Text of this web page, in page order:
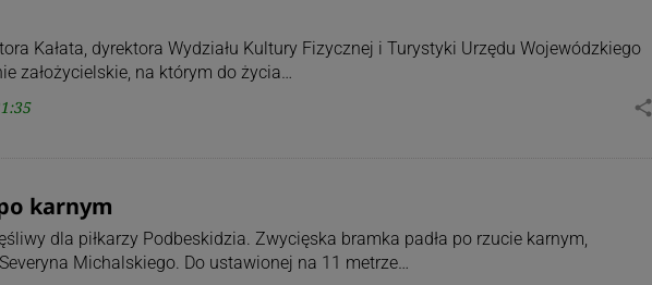
Kałata, dyrektora Wydziału Kultury Fizycznej i Turystyki Urzędu Wojewódzkiego
założycielskie, na którym do życia…
share
karnym
dla piłkarzy Podbeskidzia. Zwycięska bramka padła po rzucie karnym,
Michalskiego. Do ustawionej na 11 metrze…